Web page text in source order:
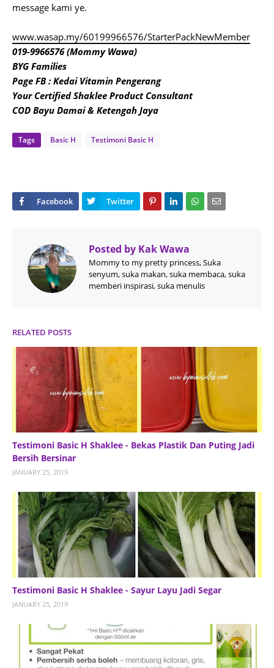
message kami ye.
www.wasap.my/60199966576/StarterPackNewMember
019-9966576 (Mommy Wawa)
BYG Families
Page FB : Kedai Vitamin Pengerang
Your Certified Shaklee Product Consultant
COD Bayu Damai & Ketengah Jaya
Tags Basic H Testimoni Basic H
Posted by Kak Wawa
Mommy to my pretty princess, Suka
senyum, suka makan, suka membaca, suka
memberi inspirasi, suka menulis
RELATED POSTS
Testimoni Basic H Shaklee - Bekas Plastik Dan Puting Jadi
Bersih Bersinar
JANUARY 25, 2019
Testimoni Basic H Shaklee - Sayur Layu Jadi Segar
JANUARY 25, 2019